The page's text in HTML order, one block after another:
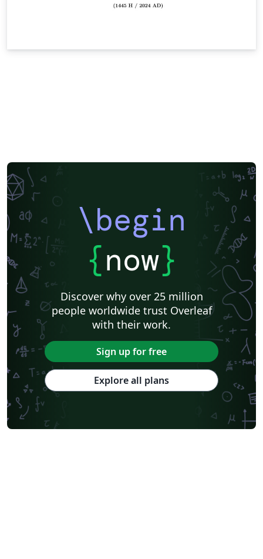
\begin
{now}
Discover why over 25 million
people worldwide trust Overleaf
with their work.
Sign up for free
Explore all plans